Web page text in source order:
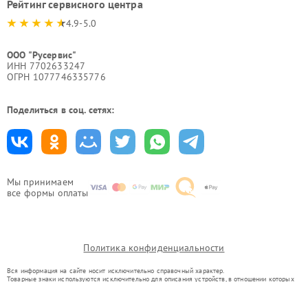
Мы принимаем
все формы оплаты
Рейтинг сервисного центра
4.9-5.0
ООО "Русервис"
ИНН 7702633247
ОГРН 1077746335776
Поделиться в соц. сетях:
Политика конфиденциальности
Вся информация на сайте носит исключительно справочный характер.
Товарные знаки используются исключительно для описания устройств, в отношении которых